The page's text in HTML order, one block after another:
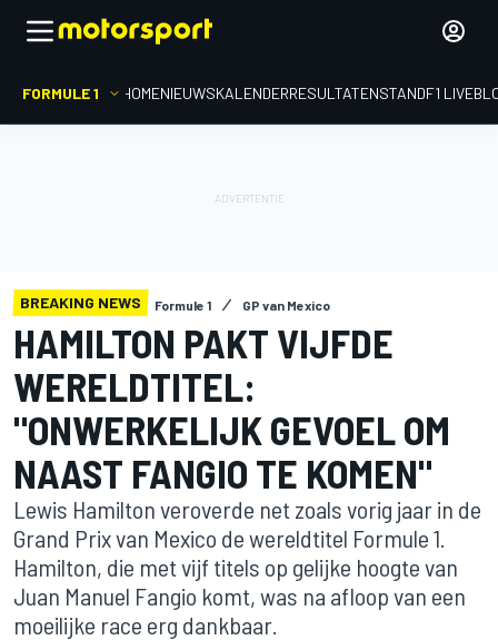
FORMULE 1 HOMENIEUWSKALENDERRESULTATENSTANDF1
BREAKING NEWS Formule 1 GP van Mexico
HAMILTON PAKT VIJFDE
WERELDTITEL:
"ONWERKELIJK GEVOEL OM
NAAST FANGIO TE KOMEN"
Lewis Hamilton veroverde net zoals vorig jaar in de
Grand Prix van Mexico de wereldtitel Formule 1.
Hamilton, die met vijf titels op gelijke hoogte van
Juan Manuel Fangio komt, was na afloop van een
moeilijke race erg dankbaar.